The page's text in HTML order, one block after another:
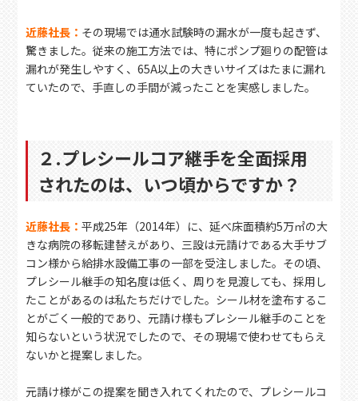
近藤社長： その現場では通水試験時の漏水が一度も起きず、
驚きました。従来の施工方法では、特にポンプ廻りの配管は
漏れが発生しやすく、65A以上の大きいサイズはたまに漏れ
ていたので、手直しの手間が減ったことを実感しました。
２.プレシールコア継手を全面採用
されたのは、いつ頃からですか？
近藤社長：平成25年（2014年）に、延べ床面積約5万㎡の大
きな病院の移転建替えがあり、三設は元請けである大手サブ
コン様から給排水設備工事の一部を受注しました。その頃、
プレシール継手の知名度は低く、周りを見渡しても、採用し
たことがあるのは私たちだけでした。シール材を塗布するこ
とがごく一般的であり、元請け様もプレシール継手のことを
知らないという状況でしたので、その現場で使わせてもらえ
ないかと提案しました。
元請け様がこの提案を聞き入れてくれたので、プレシールコ